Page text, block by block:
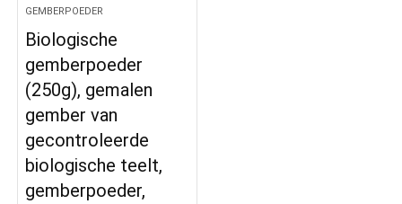
GEMBERPOEDER
Biologische
gemberpoeder
(250g), gemalen
gember van
gecontroleerde
biologische teelt,
gemberpoeder,